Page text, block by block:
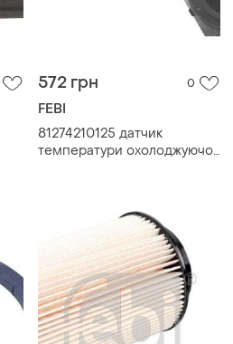
572 грн 0
FEBI
81274210125 датчик
температури охолоджуючої